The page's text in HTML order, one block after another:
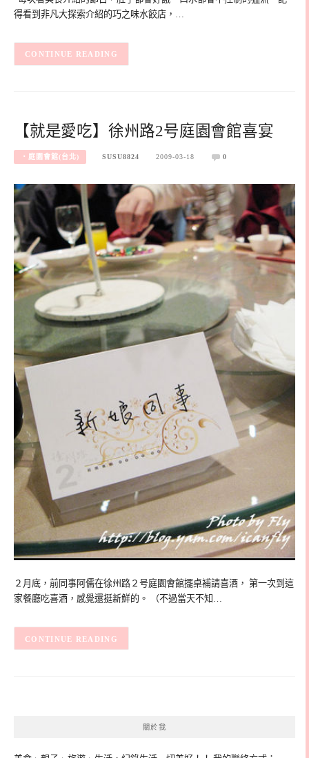
得看到非凡大探索介紹的巧之味水餃店，…
CONTINUE READING
【就是愛吃】徐州路2号庭園會館喜宴
‧庭園會館(台北) SUSU8824 2009-03-18 0
２月底，前同事阿儒在徐州路２号庭園會館擺桌補請喜酒， 第一次到這
家餐廳吃喜酒，感覺還挺新鮮的。 （不過當天不知…
CONTINUE READING
關於我